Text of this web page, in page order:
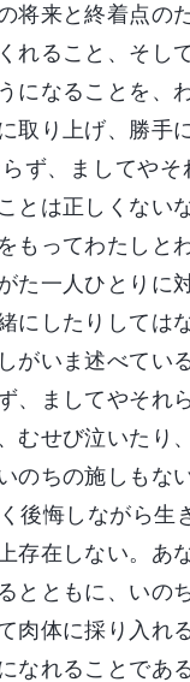
将来と終着点の
れること、そし
になることを、
取り上げ、勝手
ず、ましてや
とは正しくない
もってわたしと
た一人ひとりに
にしたりしては
がいま述べてい
、ましてやそれ
むせび泣いたり
のちの施しもな
後悔しながら
存在しない。あ
とともに、いの
肉体に採り入れ
なれることであ